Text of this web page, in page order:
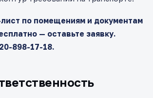
по помещениям и документам
— оставьте заявку.
898-17-18.